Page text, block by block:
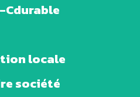
Cdurable
locale
société